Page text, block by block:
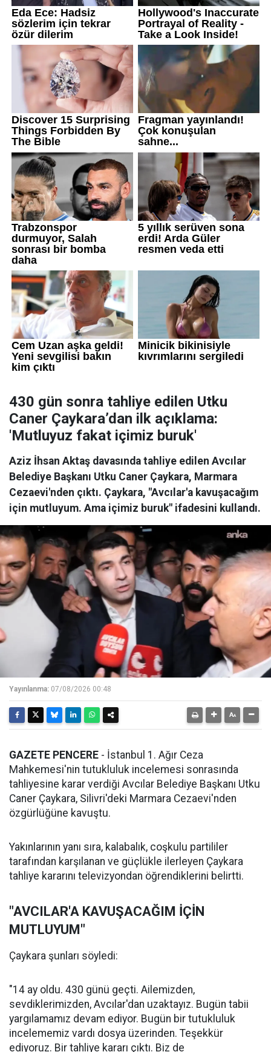
430 gün sonra tahliye edilen Utku
Caner Çaykara’dan ilk açıklama:
'Mutluyuz fakat içimiz buruk'
Aziz İhsan Aktaş davasında tahliye edilen Avcılar
Belediye Başkanı Utku Caner Çaykara, Marmara
Cezaevi'nden çıktı. Çaykara, "Avcılar'a kavuşacağım
için mutluyum. Ama içimiz buruk" ifadesini kullandı.
Yayınlanma: 07/08/2026 00:48
GAZETE PENCERE - İstanbul 1. Ağır Ceza
Mahkemesi'nin tutukluluk incelemesi sonrasında
tahliyesine karar verdiği Avcılar Belediye Başkanı Utku
Caner Çaykara, Silivri'deki Marmara Cezaevi'nden
özgürlüğüne kavuştu.
Yakınlarının yanı sıra, kalabalık, coşkulu partililer
tarafından karşılanan ve güçlükle ilerleyen Çaykara
tahliye kararını televizyondan öğrendiklerini belirtti.
"AVCILAR'A KAVUŞACAĞIM İÇİN
MUTLUYUM"
Çaykara şunları söyledi:
"14 ay oldu. 430 günü geçti. Ailemizden,
sevdiklerimizden, Avcılar'dan uzaktayız. Bugün tabii
yargılamamız devam ediyor. Bugün bir tutukluluk
incelememiz vardı dosya üzerinden. Teşekkür
ediyoruz. Bir tahliye kararı çıktı. Biz de